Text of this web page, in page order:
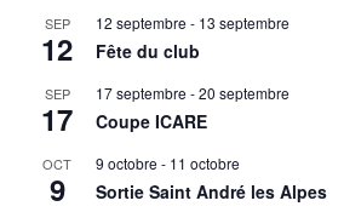
SEP
12
12 septembre - 13 septembre
Fête du club
SEP
17
17 septembre -20 septembre
Coupe ICARE
OCT
9
9 octobre - 11 octobre
Sortie Saint André les Alpes